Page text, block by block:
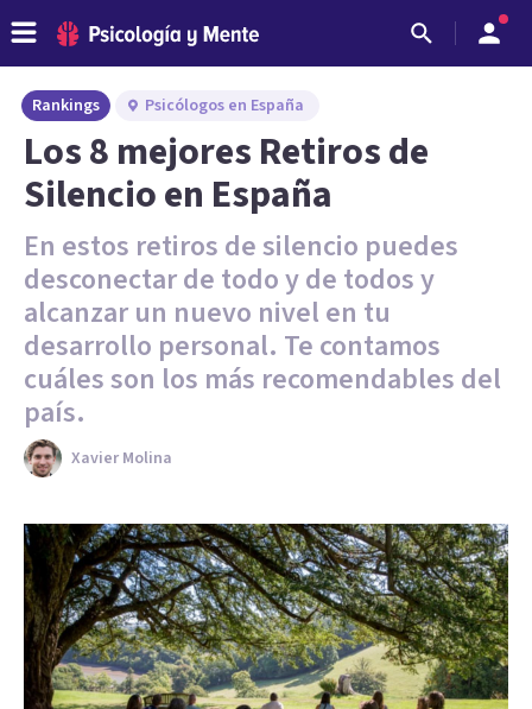
Rankings Psicólogos en España
Los 8 mejores Retiros de
Silencio en España
En estos retiros de silencio puedes
desconectar de todo y de todos y
alcanzar un nuevo nivel en tu
desarrollo personal. Te contamos
cuáles son los más recomendables del
país.
Xavier Molina